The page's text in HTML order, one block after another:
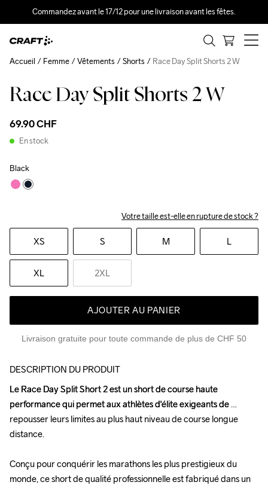
Commandez avant le 17/12 pour une livraison avant les fêtes.
Race Day Split Shorts 2 W
69.90 CHF
En stock
Black
Votre taille est-elle en rupture de stock ?
XS S M L
XL 2XL
AJOUTER AU PANIER
Livraison gratuite pour toute commande de plus de CHF 50
Accueil Femme Vêtements Shorts Race Day Split Shorts 2 W
DESCRIPTION DU PRODUIT
Le Race Day Split Short 2 est un short de course haute
performance qui permet aux athlètes d'élite exigeants de
repousser leurs limites au plus haut niveau de course longue
distance.
Conçu pour conquérir les marathons les plus prestigieux du
monde, ce short de qualité professionnelle est fabriqué dans un
Le Race Day Split Short 2 est un short de course haute
performance qui permet aux athlètes d'élite exigeants de
repousser leurs limites au plus haut niveau de course longue
distance.
Conçu pour conquérir les marathons les plus prestigieux du
monde, ce short de qualité professionnelle est fabriqué dans un